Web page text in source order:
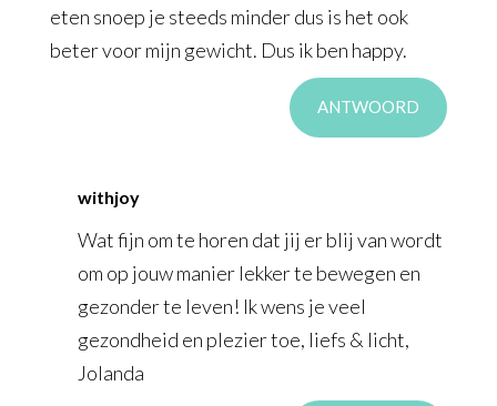
eten snoep je steeds minder dus is het ook
beter voor mijn gewicht. Dus ik ben happy.
ANTWOORD
withjoy
Wat fijn om te horen dat jij er blij van wordt
om op jouw manier lekker te bewegen en
gezonder te leven! Ik wens je veel
gezondheid en plezier toe, liefs & licht,
Jolanda